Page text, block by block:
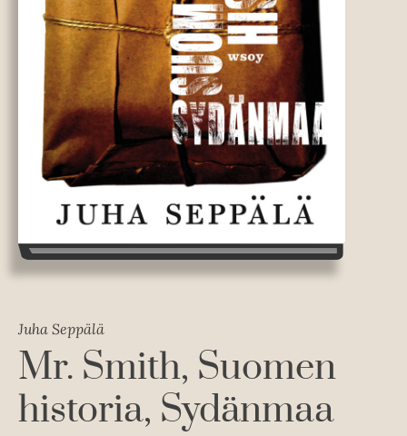
Juha Seppälä
Mr. Smith, Suomen
historia, Sydänmaa